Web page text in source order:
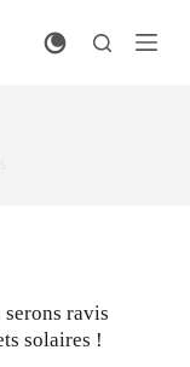
ravis
solaires !